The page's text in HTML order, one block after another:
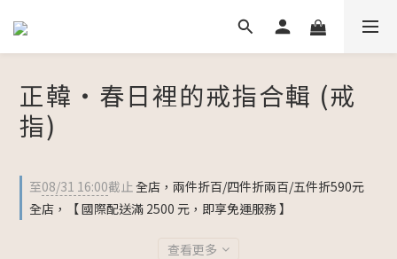
正韓・春日裡的戒指合輯 (戒
指)
至08/31 16:00截止全店，兩件折百/四件折兩百/五件折590元
全店，【 國際配送滿 2500 元，即享免運服務 】
查看更多